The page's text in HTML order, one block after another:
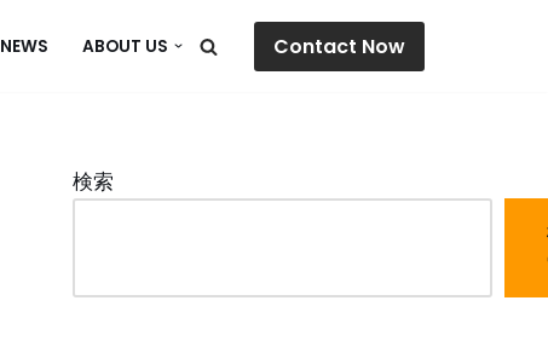
NEWS ABOUT US Contact Now
検索